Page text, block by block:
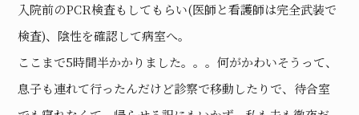
入院前のPCR検査もしてもらい(医師と看護師は完全武装で
検査)、陰性を確認して病室へ。
ここまで5時間半かかりました。。。何がかわいそうって、
息子も連れて行ったんだけど診察で移動したりで、待合室